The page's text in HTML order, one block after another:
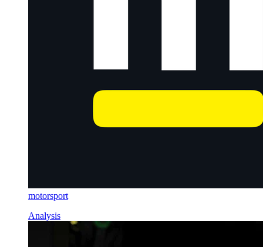
motorsport
Analysis